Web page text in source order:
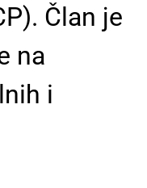
Član je
na
i